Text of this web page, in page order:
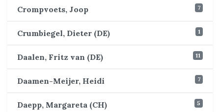
Crompvoets, Joop 7
Crumbiegel, Dieter (DE) 1
Daalen, Fritz van (DE) 11
Daamen-Meijer, Heidi 7
Daepp, Margareta (CH) 5